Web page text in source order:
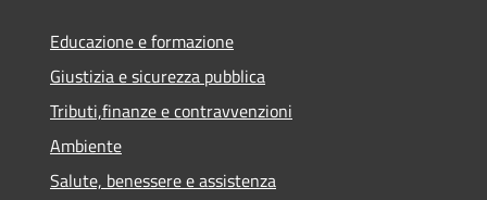
Educazione e formazione
Giustizia e sicurezza pubblica
Tributi,finanze e contravvenzioni
Ambiente
Salute, benessere e assistenza